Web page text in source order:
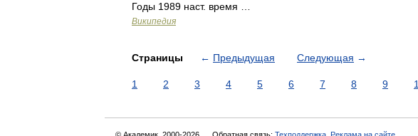
Годы 1989 наст. время …
Википедия
Страницы ← Предыдущая Следующая →
1 2 3 4 5 6 7 8 9